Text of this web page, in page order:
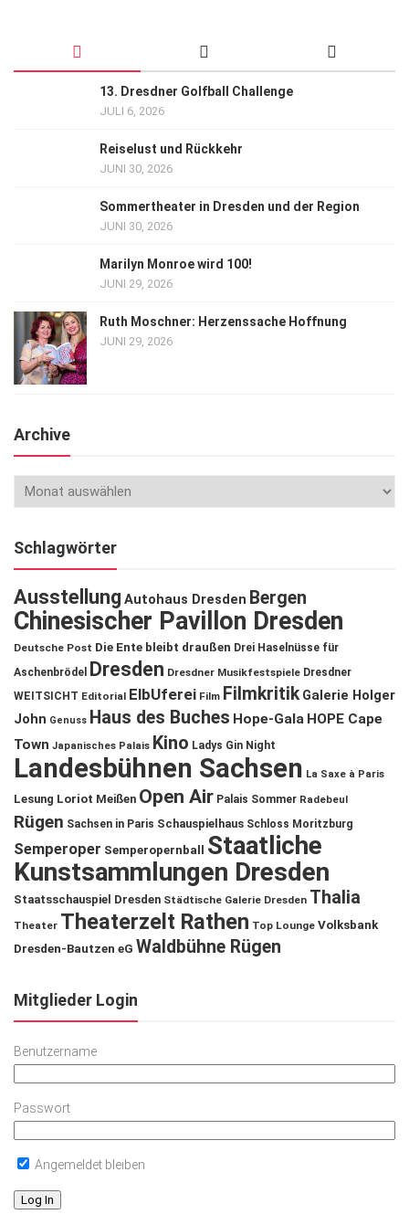
13. Dresdner Golfball Challenge
JULI 6, 2026
Reiselust und Rückkehr
JUNI 30, 2026
Sommertheater in Dresden und der Region
JUNI 30, 2026
Marilyn Monroe wird 100!
JUNI 29, 2026
Ruth Moschner: Herzenssache Hoffnung
JUNI 29, 2026
Archive
Schlagwörter
Ausstellung Autohaus Dresden Bergen
Chinesischer Pavillon Dresden
Deutsche Post Die Ente bleibt draußen Drei Haselnüsse für
Aschenbrödel
Dresden Dresdner Musikfestspiele Dresdner
WEITSICHT Editorial ElbUferei Film Filmkritik Galerie Holger
John Genuss Haus des Buches Hope-Gala HOPE Cape
Town Japanisches Palais Kino Ladys Gin Night
Landesbühnen Sachsen La Saxe à Paris
Lesung Loriot Meißen Open Air Palais Sommer Radebeul
Rügen Sachsen in Paris Schauspielhaus Schloss Moritzburg
Semperoper Semperopernball
Staatliche
Kunstsammlungen Dresden
Staatsschauspiel Dresden Städtische Galerie Dresden Thalia
Theater Theaterzelt Rathen Top Lounge Volksbank
Dresden-Bautzen eG Waldbühne Rügen
Mitglieder Login
Benutzername
Passwort
Angemeldet bleiben